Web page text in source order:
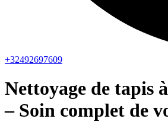
+32492697609
Nettoyage de tapis
– Soin complet de